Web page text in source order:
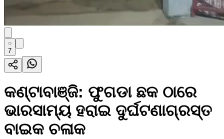
7
କଣ୍ଟାବାଞ୍ଜି: ଫୁଗଡା ଛକ ଠାରେ
ଭାରସାମ୍ୟ ହରାଇ ଦୁର୍ଘଟଣାଗ୍ରସ୍ତ
ବାଇକ ଚଳାକ